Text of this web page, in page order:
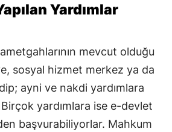
Yardımlar
mevcut olduğu
sosyal hizmet merkez ya da
ayni ve nakdi yardımlara
yardımlara ise e-devlet
başvurabiliyorlar. Mahkum